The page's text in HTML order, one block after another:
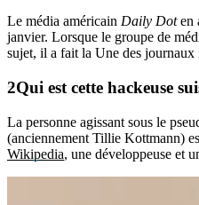
Le média américain Daily Doten
janvier. Lorsque le groupe de
sujet, il a fait la Une des journaux
Qui est cette hackeuse
La personne agissant sous le
(anciennement Tillie Kottmann)
Wikipedia, une développeuse et